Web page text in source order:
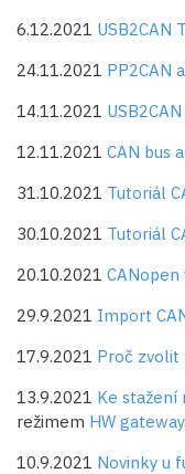
6.12.2021 USB2CAN
24.11.2021 PP2CAN
14.11.2021
12.11.2021 CAN bus
31.10.2021 Tutoriál
30.10.2021 Tutoriál
20.10.2021 CANopen
29.9.2021 Import
17.9.2021 Proč zvolit
13.9.2021 Ke stažení
režimem HW gateway.
10.9.2021 Novinky u